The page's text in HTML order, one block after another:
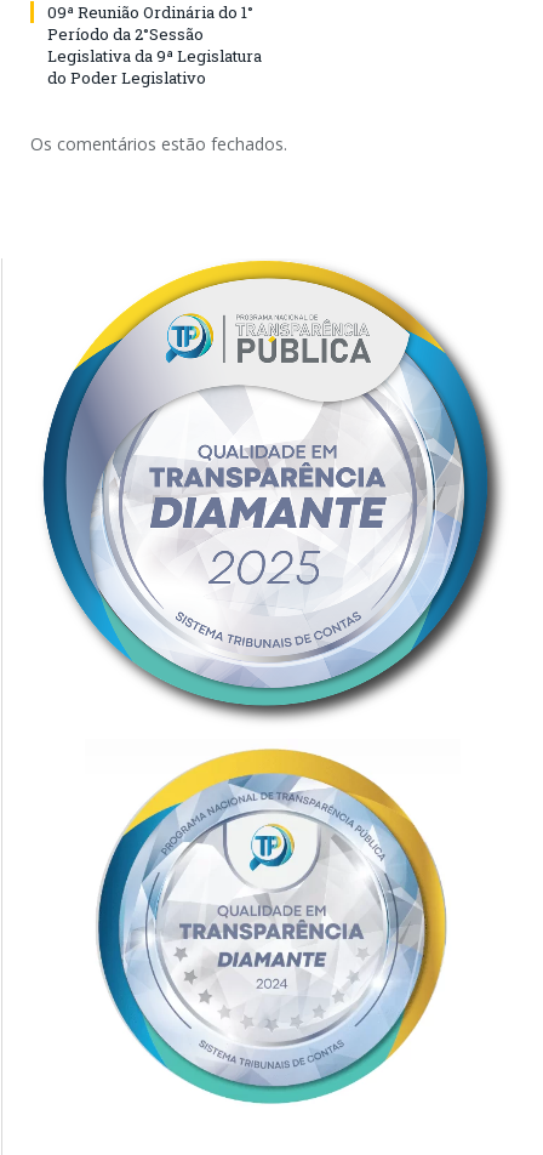
09ª Reunião Ordinária do 1°
Período da 2°Sessão
Legislativa da 9ª Legislatura
do Poder Legislativo
Os comentários estão fechados.